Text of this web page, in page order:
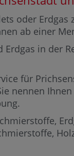
oder Erdgas
ab einer
in der
für
nennen